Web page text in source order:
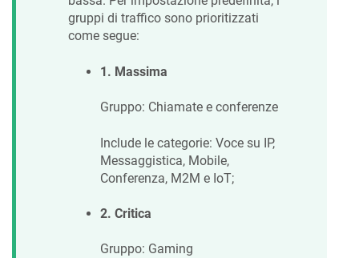
gruppi di traffico sono prioritizzati
come segue:
1. Massima
Gruppo: Chiamate e conferenze
Include le categorie: Voce su IP,
Messaggistica, Mobile,
Conferenza, M2M e IoT;
2. Critica
Gruppo: Gaming